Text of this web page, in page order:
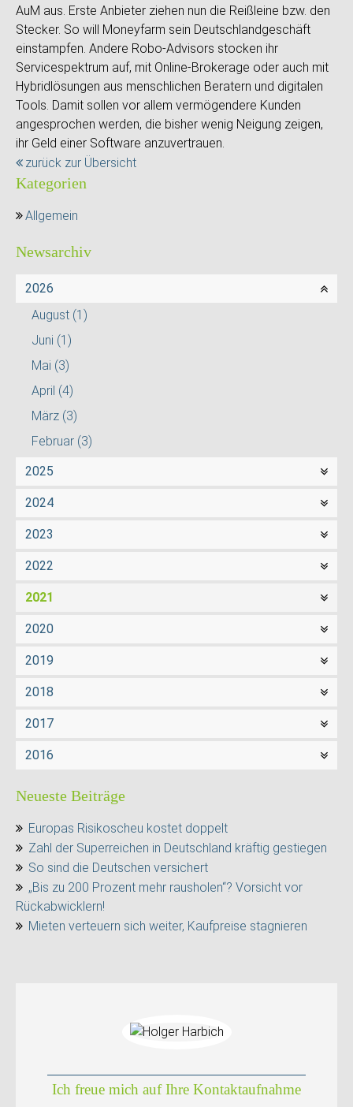
AuM aus. Erste Anbieter ziehen nun die Reißleine bzw. den
Stecker. So will Moneyfarm sein Deutschlandgeschäft
einstampfen. Andere Robo-Advisors stocken ihr
Servicespektrum auf, mit Online-Brokerage oder auch mit
Hybridlösungen aus menschlichen Beratern und digitalen
Tools. Damit sollen vor allem vermögendere Kunden
angesprochen werden, die bisher wenig Neigung zeigen,
ihr Geld einer Software anzuvertrauen.
zurück zur Übersicht
Kategorien
Allgemein
Newsarchiv
2026
August (1)
Juni (1)
Mai (3)
April (4)
März (3)
Februar (3)
2025
2024
2023
2022
2021
2020
2019
2018
2017
2016
Neueste Beiträge
Europas Risikoscheu kostet doppelt
Zahl der Superreichen in Deutschland kräftig gestiegen
So sind die Deutschen versichert
„Bis zu 200 Prozent mehr rausholen“? Vorsicht vor
Rückabwicklern!
Mieten verteuern sich weiter, Kaufpreise stagnieren
Ich freue mich auf Ihre Kontaktaufnahme